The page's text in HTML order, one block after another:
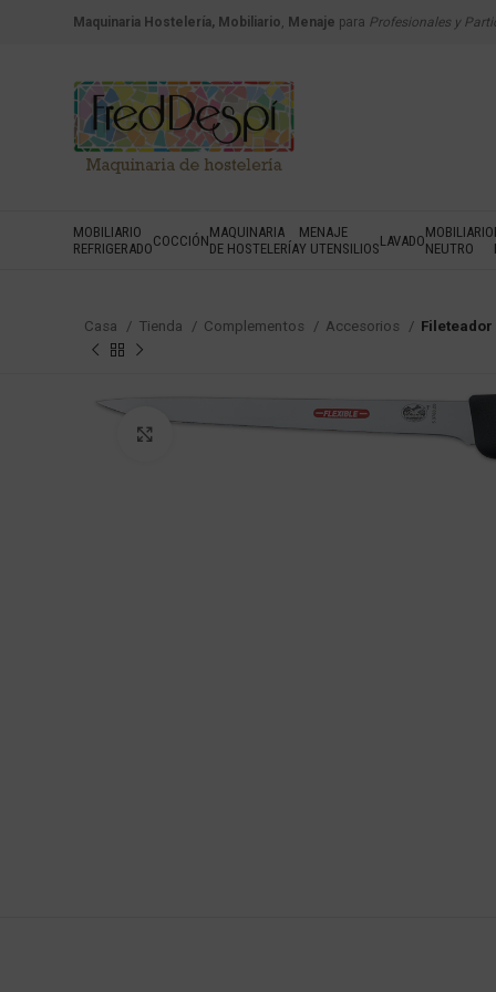
Maquinaria Hostelería, Mobiliario, Menaje para Profesionales y
MOBILIARIO
REFRIGERADOCOCCIÓNMAQUINARIA
DE HOSTELERÍA
MENAJE
Y UTENSILIOSLAVADOMOBILIARIO
NEUTRO
Casa Tienda Complementos Accesorios
Haga Click para agrandar